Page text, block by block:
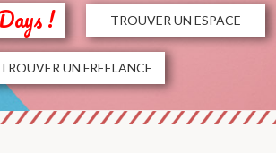
! TROUVER UN ESPACE
TROUVER UN FREELANCE